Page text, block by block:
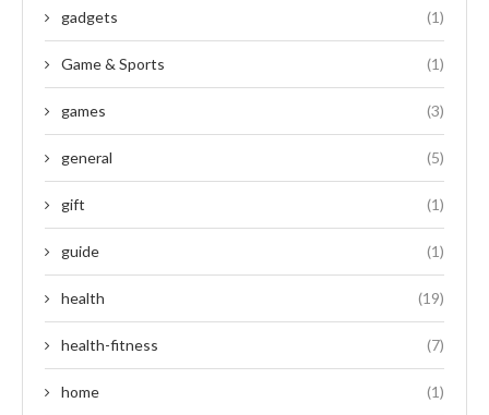
gadgets (1)
Game & Sports (1)
games (3)
general (5)
gift (1)
guide (1)
health (19)
health-fitness (7)
home (1)